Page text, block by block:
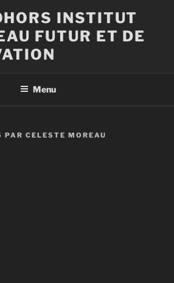
INSTITUT
FUTUR ET DE
Menu
PAR CELESTE MOREAU